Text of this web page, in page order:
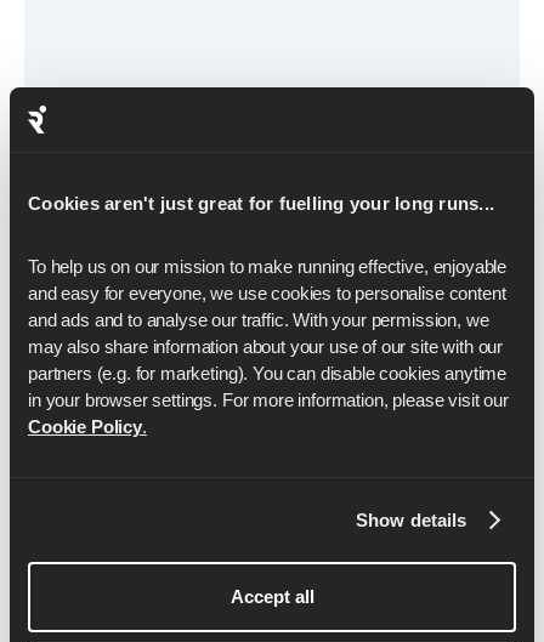
Cookies aren't just great for fuelling your long runs...
To help us on our mission to make running effective, enjoyable
and easy for everyone, we use cookies to personalise content
and ads and to analyse our traffic. With your permission, we
may also share information about your use of our site with our
partners (e.g. for marketing). You can disable cookies anytime
in your browser settings. For more information, please visit our
Cookie Policy.
Show details
Accept all
December 15, 2022
Runnas、トレーニング方法を変えるため
に235万ドルを調達
この度、シード・ラウンドを終了し、235万ドルの
資金を調達したことを発表できることを嬉しく思っ